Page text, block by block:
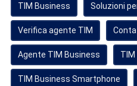
TIM Business Soluzioni
Verifica agente TIM
Agente TIM Business TIM
TIM Business Smartphone